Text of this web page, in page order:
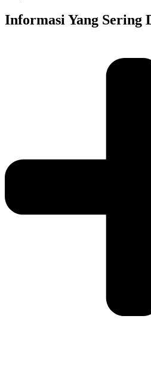
Informasi Yang Sering